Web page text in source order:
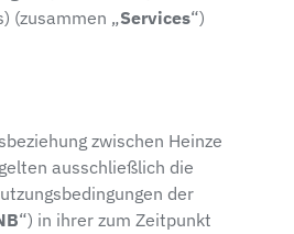
(zusammen „Services“)
zwischen Heinze
ausschließlich die
der
“) in ihrer zum Zeitpunkt